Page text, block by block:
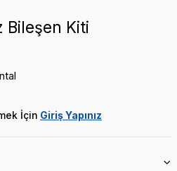
Bileşen Kiti
İçin Giriş Yapınız